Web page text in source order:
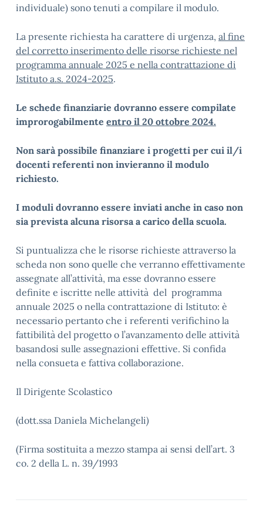
individuale) sono tenuti a compilare il modulo.
La presente richiesta ha carattere di urgenza, al fine
del corretto inserimento delle risorse richieste nel
programma annuale 2025 e nella contrattazione di
Istituto a.s. 2024-2025.
Le schede finanziarie dovranno essere compilate
improrogabilmente entro il 20 ottobre 2024.
Non sarà possibile finanziare i progetti per cui il/i
docenti referenti non invieranno il modulo
richiesto.
I moduli dovranno essere inviati anche in caso non
sia prevista alcuna risorsa a carico della scuola.
Si puntualizza che le risorse richieste attraverso la
scheda non sono quelle che verranno effettivamente
assegnate all’attività, ma esse dovranno essere
definite e iscritte nelle attività del programma
annuale 2025 o nella contrattazione di Istituto: è
necessario pertanto che i referenti verifichino la
fattibilità del progetto o l’avanzamento delle attività
basandosi sulle assegnazioni effettive. Si confida
nella consueta e fattiva collaborazione.
Il Dirigente Scolastico
(dott.ssa Daniela Michelangeli)
(Firma sostituita a mezzo stampa ai sensi dell’art. 3
co. 2 della L. n. 39/1993